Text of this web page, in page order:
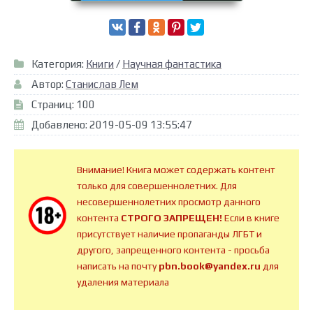
Категория: Книги / Научная фантастика
Автор: Станислав Лем
Страниц: 100
Добавлено: 2019-05-09 13:55:47
Внимание! Книга может содержать контент
только для совершеннолетних. Для
несовершеннолетних просмотр данного
контента СТРОГО ЗАПРЕЩЕН!Если в книге
присутствует наличие пропаганды ЛГБТ и
другого, запрещенного контента - просьба
написать на почтуpbn.book@yandex.ru для
удаления материала